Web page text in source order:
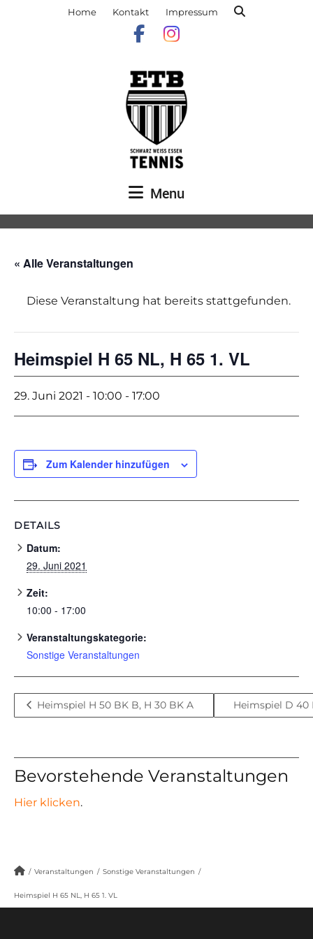
Home Kontakt Impressum
Menu
« Alle Veranstaltungen
Diese Veranstaltung hat bereits stattgefunden.
Heimspiel H 65 NL, H 65 1. VL
29. Juni 2021 - 10:00 - 17:00
Zum Kalender hinzufügen
DETAILS
Datum:
29. Juni 2021
Zeit:
10:00 - 17:00
Veranstaltungskategorie:
Sonstige Veranstaltungen
Heimspiel H 50 BK B, H 30 BK A Heimspiel D 40
Bevorstehende Veranstaltungen
Hier klicken.
/ Veranstaltungen / Sonstige Veranstaltungen /
Heimspiel H 65 NL, H 65 1. VL